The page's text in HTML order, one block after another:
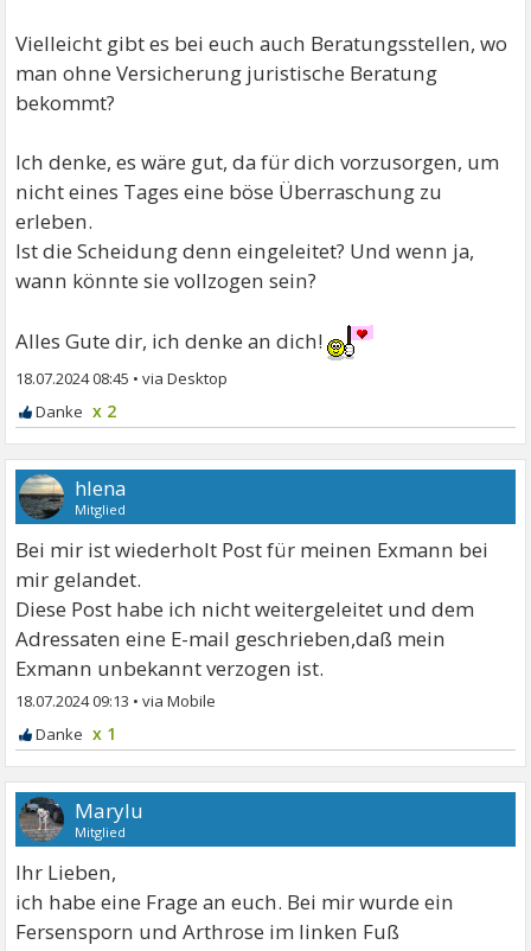
Vielleicht gibt es bei euch auch Beratungsstellen, wo
man ohne Versicherung juristische Beratung
bekommt?
Ich denke, es wäre gut, da für dich vorzusorgen, um
nicht eines Tages eine böse Überraschung zu
erleben.
Ist die Scheidung denn eingeleitet? Und wenn ja,
wann könnte sie vollzogen sein?
Alles Gute dir, ich denke an dich!
18.07.2024 08:45 •
x 2
hlena
Mitglied
Bei mir ist wiederholt Post für meinen Exmann bei
mir gelandet.
Diese Post habe ich nicht weitergeleitet und dem
Adressaten eine E-mail geschrieben,daß mein
Exmann unbekannt verzogen ist.
18.07.2024 09:13 •
x 1
Marylu
Mitglied
Ihr Lieben,
ich habe eine Frage an euch. Bei mir wurde ein
Fersensporn und Arthrose im linken Fuß